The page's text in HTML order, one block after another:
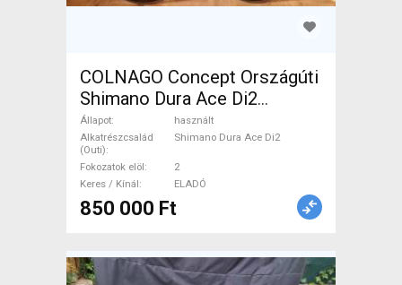
COLNAGO Concept Országúti
Shimano Dura Ace Di2
patkófék használt ELADÓ
Állapot
használt
Alkatrészcsalád
(Outi)
Shimano Dura Ace Di2
Fokozatok elöl
2
Keres / Kínál
ELADÓ
850 000 Ft